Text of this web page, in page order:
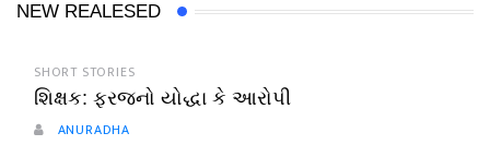
NEW REALESED
SHORT STORIES
શિક્ષક: ફરજનો યોદ્ધા કે આરોપી
ANURADHA